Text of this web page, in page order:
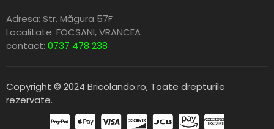
Adresa: Str. Măgura 57F
Localitate: FOCSANI,VRANCEA
contact: 0737 478 238
Copyright © 2024 Bricolando.ro, Toate drepturile
rezervate.